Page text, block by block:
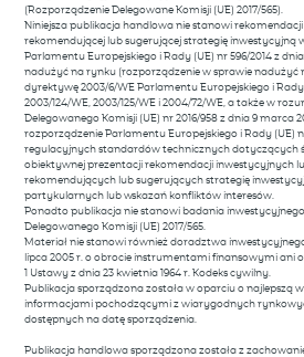
(Rozporządzenie Delegowane Komisji (UE) 2017/565).
Niniejsza publikacja handlowa nie stanowi
rekomendującej lub sugerującej strategię inwestycyjną
Parlamentu Europejskiego i Rady (UE) nr 596/2014 z
nadużyć na rynku (rozporządzenie w sprawie nadużyć
dyrektywę 2003/6/WE Parlamentu Europejskiego i
2003/124/WE, 2003/125/WE i 2004/72/WE, a także w
Delegowanego Komisji (UE) nr 2016/958 z dnia 9 marca
rozporządzenie Parlamentu Europejskiego i Rady (UE)
regulacyjnych standardów technicznych dotyczących
obiektywnej prezentacji rekomendacji inwestycyjnych
rekomendujących lub sugerujących strategię
partykularnych lub wskazań konfliktów interesów.
Ponadto publikacja nie stanowi badania
Delegowanego Komisji (UE) 2017/565.
Materiał nie stanowi również doradztwa
lipca 2005 r. o obrocie instrumentami finansowymi ani
1 Ustawy z dnia 23 kwietnia 1964 r. Kodeks cywilny.
Publikacja sporządzona została w oparciu o najlepszą
informacjami pochodzącymi z wiarygodnych
dostępnych na datę sporządzenia.
Publikacja handlowa sporządzona została z